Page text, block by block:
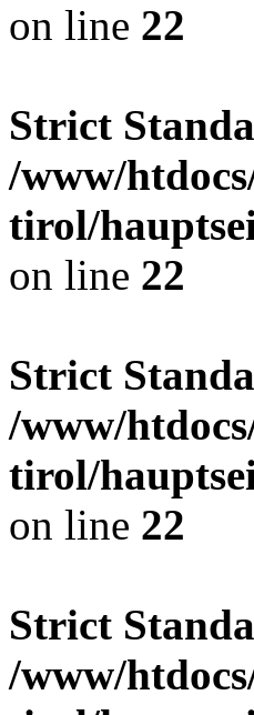
on line 22
Strict
/www/
tirol/
on line 22
Strict
/www/
tirol/
on line 22
Strict
/www/